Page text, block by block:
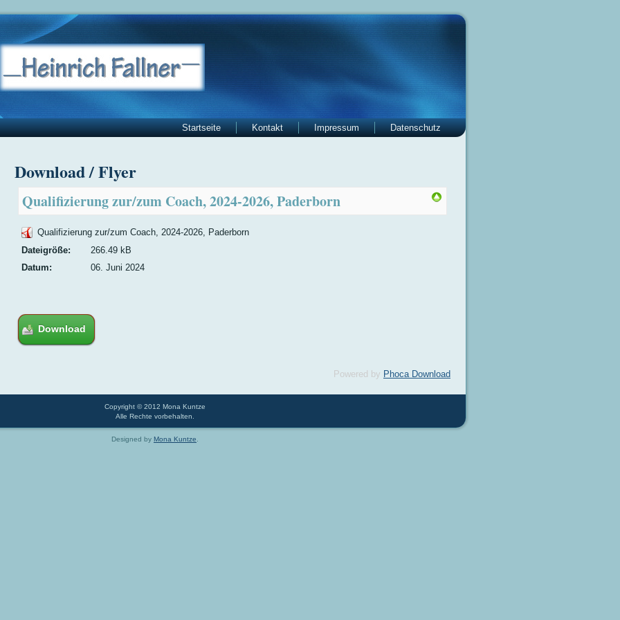
Startseite Kontakt Impressum Datenschutz
Download / Flyer
Qualifizierung zur/zum Coach, 2024-2026, Paderborn
Qualifizierung zur/zum Coach, 2024-2026, Paderborn
Dateigröße:
266.49 kB
Datum:
06. Juni 2024
Powered by Phoca Download
Copyright © 2012 Mona Kuntze
Alle Rechte vorbehalten.
Designed by Mona Kuntze